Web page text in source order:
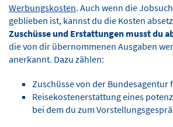
Werbungskosten. Auch wenn die
geblieben ist, kannst du die Kosten
Zuschüsse und Erstattungen musst du
die von dir übernommenen Ausgaben
anerkannt. Dazu zählen:
Zuschüsse von der Bundesagentur
Reisekostenerstattung eines
bei dem du zum